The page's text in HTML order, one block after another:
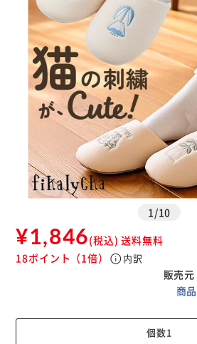
1 /10
¥1,846(税込) 送料無料
18ポイント （1倍） info内訳
販売元
商